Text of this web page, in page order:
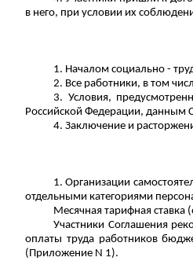
в него, при условии их
1. Началом социально -
2. Все работники, в том
3. Условия,
Российской Федерации, данным
4. Заключение и
1. Организации
отдельными категориями
Месячная тарифная
Участники Соглашения
оплаты труда работников
(Приложение N 1).